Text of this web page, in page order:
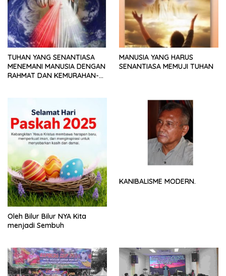
TUHAN YANG SENANTIASA
MENEMANI MANUSIA DENGAN
RAHMAT DAN KEMURAHAN-
MANUSIA YANG HARUS
SENANTIASA MEMUJI TUHAN
Oleh Bilur Bilur NYA Kita
menjadi Sembuh
KANIBALISME MODERN.